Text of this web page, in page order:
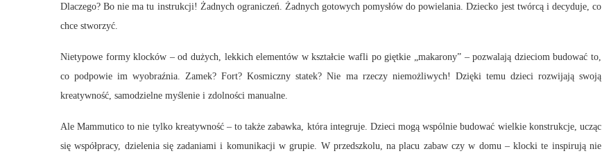
Dlaczego? Bo nie ma tu instrukcji! Żadnych ograniczeń. Żadnych gotowych pomysłów do powielania. Dziecko jest twórcą i decyduje, co
chce stworzyć.
Nietypowe formy klocków – od dużych, lekkich elementów w kształcie wafli po giętkie „makarony” – pozwalają dzieciom budować to,
co podpowie im wyobraźnia. Zamek? Fort? Kosmiczny statek? Nie ma rzeczy niemożliwych! Dzięki temu dzieci rozwijają swoją
kreatywność, samodzielne myślenie i zdolności manualne.
Ale Mammutico to nie tylko kreatywność – to także zabawka, która integruje. Dzieci mogą wspólnie budować wielkie konstrukcje, ucząc
się współpracy, dzielenia się zadaniami i komunikacji w grupie. W przedszkolu, na placu zabaw czy w domu – klocki te inspirują nie